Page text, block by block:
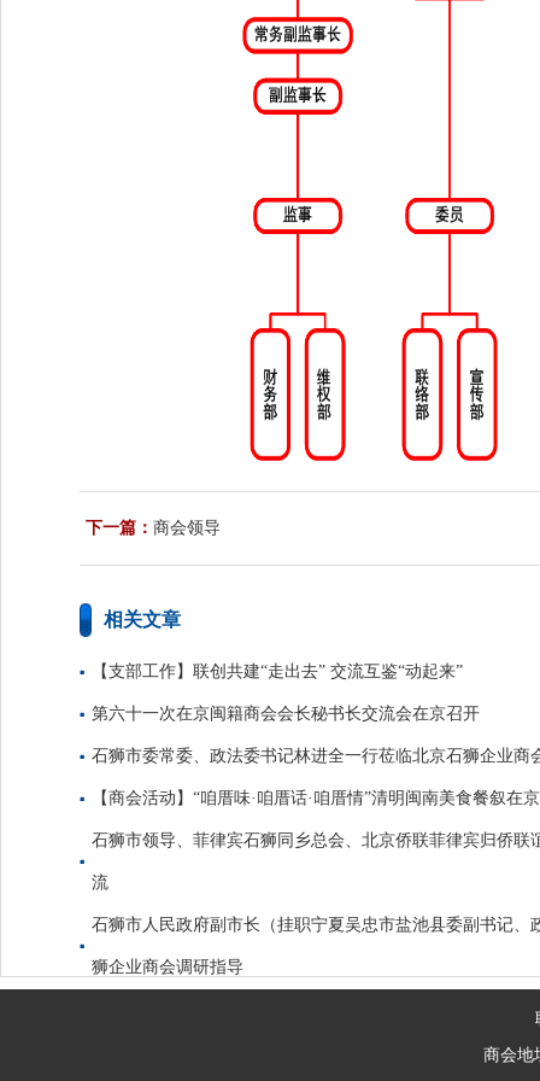
下一篇： 商会领导
相关文章
【支部工作】联创共建“走出去” 交流互鉴“动起来”
第六十一次在京闽籍商会会长秘书长交流会在京召开
石狮市委常委、政法委书记林进全一行莅临北京石狮企业商
【商会活动】“咱厝味·咱厝话·咱厝情”清明闽南美食餐叙在
石狮市领导、菲律宾石狮同乡总会、北京侨联菲律宾归侨联
流
石狮市人民政府副市长（挂职宁夏吴忠市盐池县委副书记、
狮企业商会调研指导
商会地